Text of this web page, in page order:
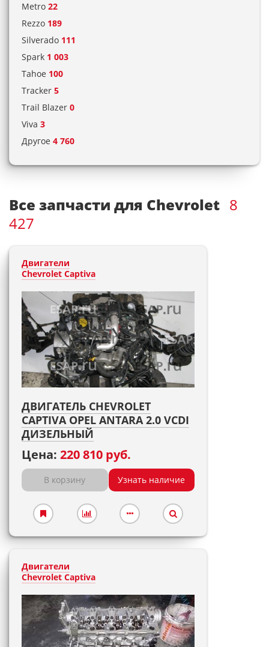
Metro 22
Rezzo 189
Silverado 111
Spark 1 003
Tahoe 100
Tracker 5
Trail Blazer 0
Viva 3
Другое 4 760
Все запчасти для Chevrolet 8
427
Двигатели
Chevrolet Captiva
ДВИГАТЕЛЬ CHEVROLET
CAPTIVA OPEL ANTARA 2.0 VCDI
ДИЗЕЛЬНЫЙ
Цена: 220 810 руб.
В корзину Узнать наличие
Двигатели
Chevrolet Captiva